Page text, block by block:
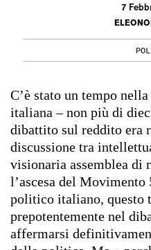
7
C’è stato un tempo
italiana – non più di
dibattito sul reddito era
discussione tra
visionaria assemblea di
l’ascesa del Movimento
politico italiano, questo
prepotentemente nel
affermarsi